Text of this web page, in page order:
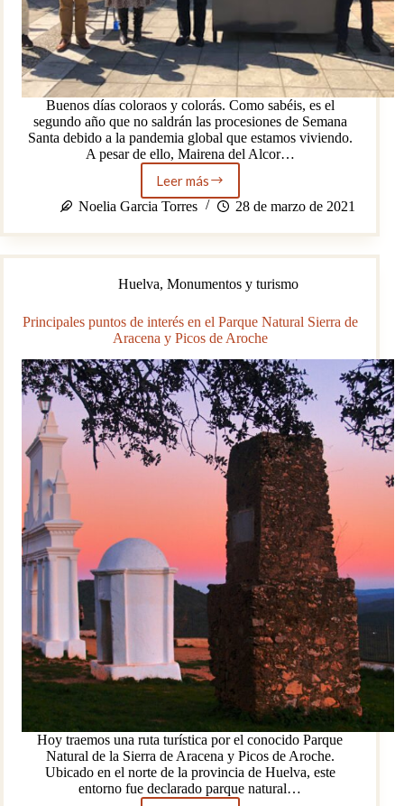
Buenos días coloraos y colorás. Como sabéis, es el
segundo año que no saldrán las procesiones de Semana
Santa debido a la pandemia global que estamos viviendo.
A pesar de ello, Mairena del Alcor…
Leer más
Así
viven
maireneros
esta
Santa
Noelia Garcia Torres 28 de marzo de 2021
Huelva, Monumentos y turismo
Principales puntos de interés en el Parque Natural Sierra de
Aracena y Picos de Aroche
Hoy traemos una ruta turística por el conocido Parque
Natural de la Sierra de Aracena y Picos de Aroche.
Ubicado en el norte de la provincia de Huelva, este
entorno fue declarado parque natural…